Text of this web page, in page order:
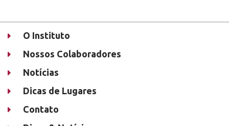
O Instituto
Nossos Colaboradores
Notícias
Dicas de Lugares
Contato